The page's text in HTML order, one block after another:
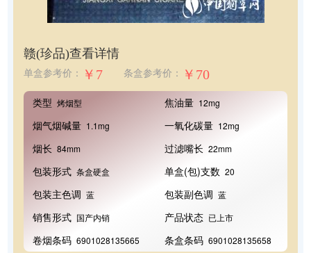
赣(珍品)查看详情
单盒参考价： ￥7 条盒参考价： ￥70
类型 烤烟型 焦油量 12mg
烟气烟碱量 1.1mg 一氧化碳量 12mg
烟长 84mm 过滤嘴长 22mm
包装形式 条盒硬盒 单盒(包)支数 20
包装主色调 蓝 包装副色调 蓝
销售形式 国产内销 产品状态 已上市
卷烟条码 6901028135665 条盒条码 6901028135658